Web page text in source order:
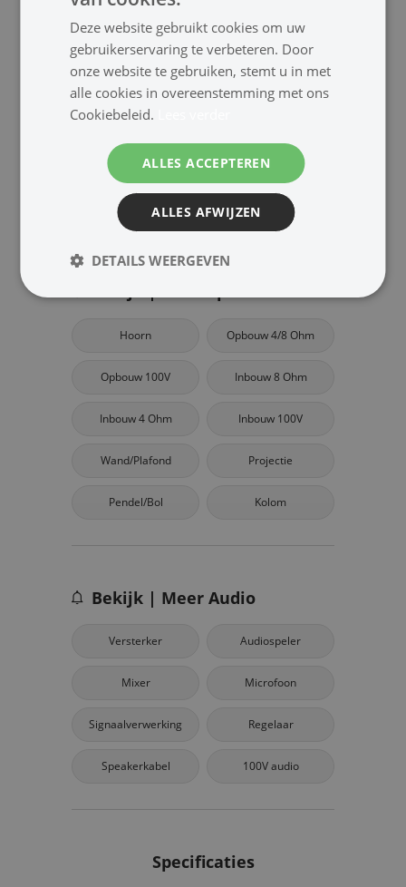
Inhoud verpakking
1x Speaker
Downloads
Handleiding
Hoorn Opbouw 4/8 Ohm
Opbouw 100V Inbouw 8 Ohm
Inbouw 4 Ohm Inbouw 100V
Wand/Plafond Projectie
Pendel/Bol Kolom
Bekijk | Meer Audio
Versterker Audiospeler
Mixer Microfoon
Signaalverwerking Regelaar
Speakerkabel 100V audio
Specificaties
Deze website gebruikt cookies om uw
gebruikerservaring te verbeteren. Door
onze website te gebruiken, stemt u in met
alle cookies in overeenstemming met ons
Cookiebeleid.
ALLES ACCEPTEREN
ALLES AFWIJZEN
DETAILS WEERGEVEN